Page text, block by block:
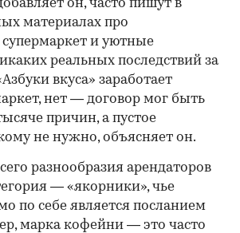
он, часто пишут в
материалах про
и уютные
реальных последствий за
вкуса» заработает
нет — договор мог быть
причин, а пустое
не нужно, объясняет он.
разнообразия арендаторов
— «якорники», чье
по себе является посланием
марка кофейни — это часто